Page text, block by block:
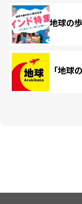
地球の
「地球